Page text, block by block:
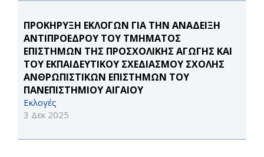
ΠΡΟΚΗΡΥΞΗ ΕΚΛΟΓΩΝ ΓΙΑ ΤΗΝ ΑΝΑΔΕΙΞΗ
ΑΝΤΙΠΡΟΕΔΡΟΥ ΤΟΥ ΤΜΗΜΑΤΟΣ
ΕΠΙΣΤΗΜΩΝ ΤΗΣ ΠΡΟΣΧΟΛΙΚΗΣ ΑΓΩΓΗΣ ΚΑΙ
ΤΟΥ ΕΚΠΑΙΔΕΥΤΙΚΟΥ ΣΧΕΔΙΑΣΜΟΥ ΣΧΟΛΗΣ
ΑΝΘΡΩΠΙΣΤΙΚΩΝ ΕΠΙΣΤΗΜΩΝ ΤΟΥ
ΠΑΝΕΠΙΣΤΗΜΙΟΥ ΑΙΓΑΙΟΥ
Εκλογές
3 Δεκ 2025